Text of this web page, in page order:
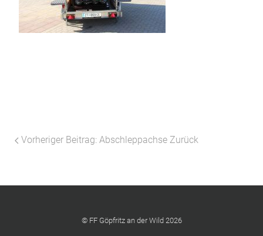
Vorheriger Beitrag: Abschleppachse Zurück
© FF Göpfritz an der Wild 2026